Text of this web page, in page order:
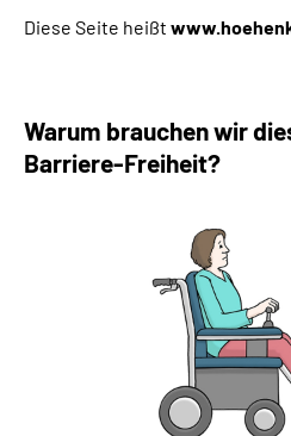
Diese Seite heißt
Warum brauchen wir
Barriere-Freiheit?